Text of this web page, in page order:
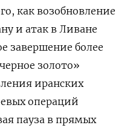
как возобновление
и атак в Ливане
завершение более
золото»
иранских
операций
пауза в прямых